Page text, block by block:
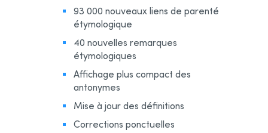
93 000 nouveaux liens de parenté
étymologique
40 nouvelles remarques
étymologiques
Affichage plus compact des
antonymes
Mise à jour des définitions
Corrections ponctuelles